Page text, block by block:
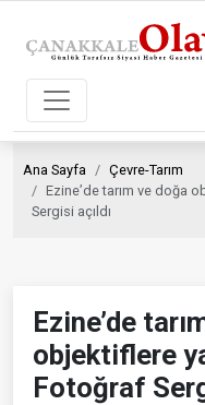
Ana Sayfa
Çevre-Tarım
Ezine’de tarım ve doğa
Sergisi açıldı
Ezine’de
objektiflere
Fotoğraf